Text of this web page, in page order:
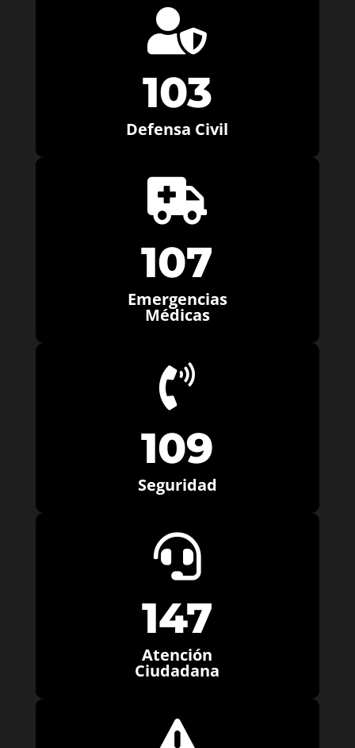

103
Defensa Civil

107
Emergencias
Médicas

109
Seguridad

147
Atención
Ciudadana